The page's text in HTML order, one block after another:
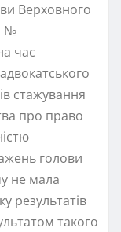
Верховного
№
час
стажування
про право
голови
не мала
результатів
такого